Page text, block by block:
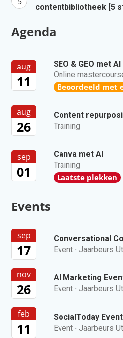
contentbibliotheek [5
Agenda
aug
11
SEO & GEO met AI
Online
Beoordeeld met
aug
26
Content
Training
sep
01
Canva met AI
Training
Laatste plekken
Events
sep
17
Conversational
Event · Jaarbeurs
nov
26
AI Marketing
Event · Jaarbeurs
feb
11
SocialToday Event
Event · Jaarbeurs